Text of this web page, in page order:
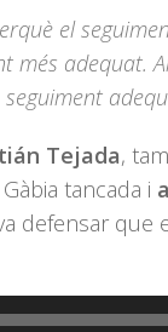
el
més adequat.
Tejada,
tancada i
defensar que